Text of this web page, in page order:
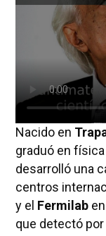
Nacido en
graduó en física
desarrolló una
centros
y el Fermilaben
que detectó